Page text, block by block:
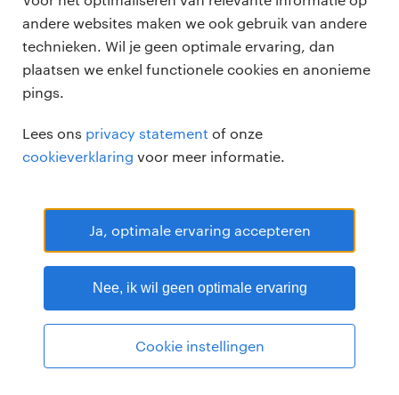
andere websites maken we ook gebruik van andere
technieken. Wil je geen optimale ervaring, dan
plaatsen we enkel functionele cookies en anonieme
pings.
Lees ons privacy statement of onze
cookieverklaring voor meer informatie.
Ja, optimale ervaring accepteren
Nee, ik wil geen optimale ervaring
Cookie instellingen
Randstad Professional Google score 4.15 -
RANDSTAD PROFESSIONAL is een geregistreerd handelsmerk van
Randstad N.V.